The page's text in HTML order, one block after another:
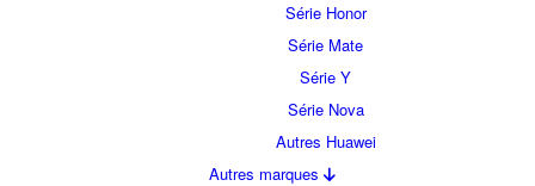
Série Honor
Série Mate
Série Y
Série Nova
Autres Huawei
Autres marques